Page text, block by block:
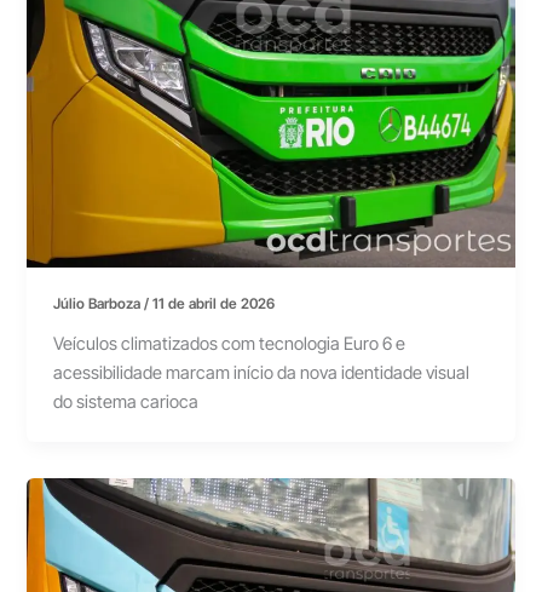
Júlio Barboza/11 de abril de 2026
Veículos climatizados com tecnologia Euro 6 e
acessibilidade marcam início da nova identidade visual
do sistema carioca